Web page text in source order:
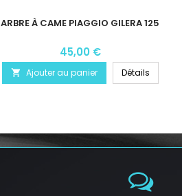
ARBRE À CAME PIAGGIO GILERA 125
45,00 €
 Ajouter au panier Détails